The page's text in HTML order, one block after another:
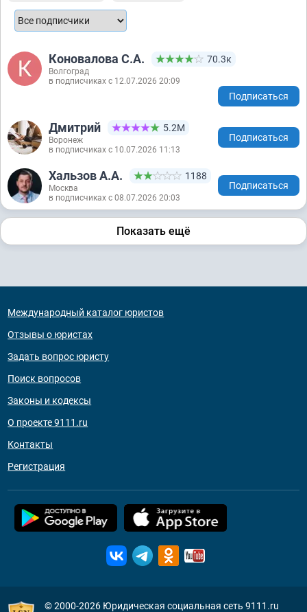
Коновалова С.А. 70.3к
Волгоград
в подписчиках с 12.07.2026 20:09
Подписаться
Дмитрий 5.2М
Воронеж
в подписчиках с 10.07.2026 11:13
Подписаться
Хальзов А.А. 1188
Москва
в подписчиках с 08.07.2026 20:03
Подписаться
Показать ещё
Международный каталог юристов
Отзывы о юристах
Задать вопрос юристу
Поиск вопросов
Законы и кодексы
О проекте 9111.ru
Контакты
Регистрация
© 2000-2026 Юридическая социальная сеть 9111.ru